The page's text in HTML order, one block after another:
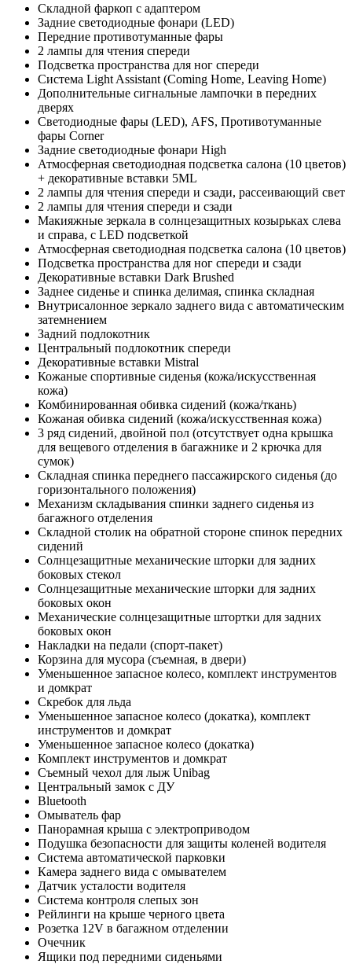
Складной фаркоп с адаптером
Задние светодиодные фонари (LED)
Передние противотуманные фары
2 лампы для чтения спереди
Подсветка пространства для ног спереди
Система Light Assistant (Coming Home, Leaving Home)
Дополнительные сигнальные лампочки в передних
дверях
Светодиодные фары (LED), AFS, Противотуманные
фары Corner
Задние светодиодные фонари High
Атмосферная светодиодная подсветка салона (10 цветов)
+ декоративные вставки 5ML
2 лампы для чтения спереди и сзади, рассеивающий свет
2 лампы для чтения спереди и сзади
Макияжные зеркала в солнцезащитных козырьках слева
и справа, с LED подсветкой
Атмосферная светодиодная подсветка салона (10 цветов)
Подсветка пространства для ног спереди и сзади
Декоративные вставки Dark Brushed
Заднее сиденье и спинка делимая, спинка складная
Внутрисалонное зеркало заднего вида с автоматическим
затемнением
Задний подлокотник
Центральный подлокотник спереди
Декоративные вставки Mistral
Кожаные спортивные сиденья (кожа/искусственная
кожа)
Комбинированная обивка сидений (кожа/ткань)
Кожаная обивка сидений (кожа/искусственная кожа)
3 ряд сидений, двойной пол (отсутствует одна крышка
для вещевого отделения в багажнике и 2 крючка для
сумок)
Складная спинка переднего пассажирского сиденья (до
горизонтального положения)
Механизм складывания спинки заднего сиденья из
багажного отделения
Складной столик на обратной стороне спинок передних
сидений
Солнцезащитные механические шторки для задних
боковых стекол
Солнцезащитные механические шторки для задних
боковых окон
Механические солнцезащитные штортки для задних
боковых окон
Накладки на педали (спорт-пакет)
Корзина для мусора (съемная, в двери)
Уменьшенное запасное колесо, комплект инструментов
и домкрат
Скребок для льда
Уменьшенное запасное колесо (докатка), комплект
инструментов и домкрат
Уменьшенное запасное колесо (докатка)
Комплект инструментов и домкрат
Съемный чехол для лыж Unibag
Центральный замок с ДУ
Bluetooth
Омыватель фар
Панорамная крыша с электроприводом
Подушка безопасности для защиты коленей водителя
Система автоматической парковки
Камера заднего вида с омывателем
Датчик усталости водителя
Система контроля слепых зон
Рейлинги на крыше черного цвета
Розетка 12V в багажном отделении
Очечник
Ящики под передними сиденьями